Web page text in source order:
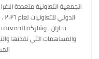
الجمعية التعاونية متعددة
بجازان . وشاركة الجمعية
والمساهمات التي نفذتها